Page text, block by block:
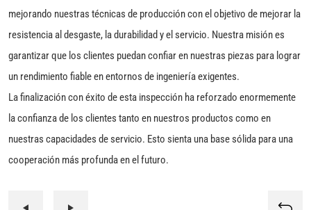
mejorando nuestras técnicas de producción con el objetivo de mejorar la
resistencia al desgaste, la durabilidad y el servicio. Nuestra misión es
garantizar que los clientes puedan confiar en nuestras piezas para lograr
un rendimiento fiable en entornos de ingeniería exigentes.
La finalización con éxito de esta inspección ha reforzado enormemente
la confianza de los clientes tanto en nuestros productos como en
nuestras capacidades de servicio. Esto sienta una base sólida para una
cooperación más profunda en el futuro.